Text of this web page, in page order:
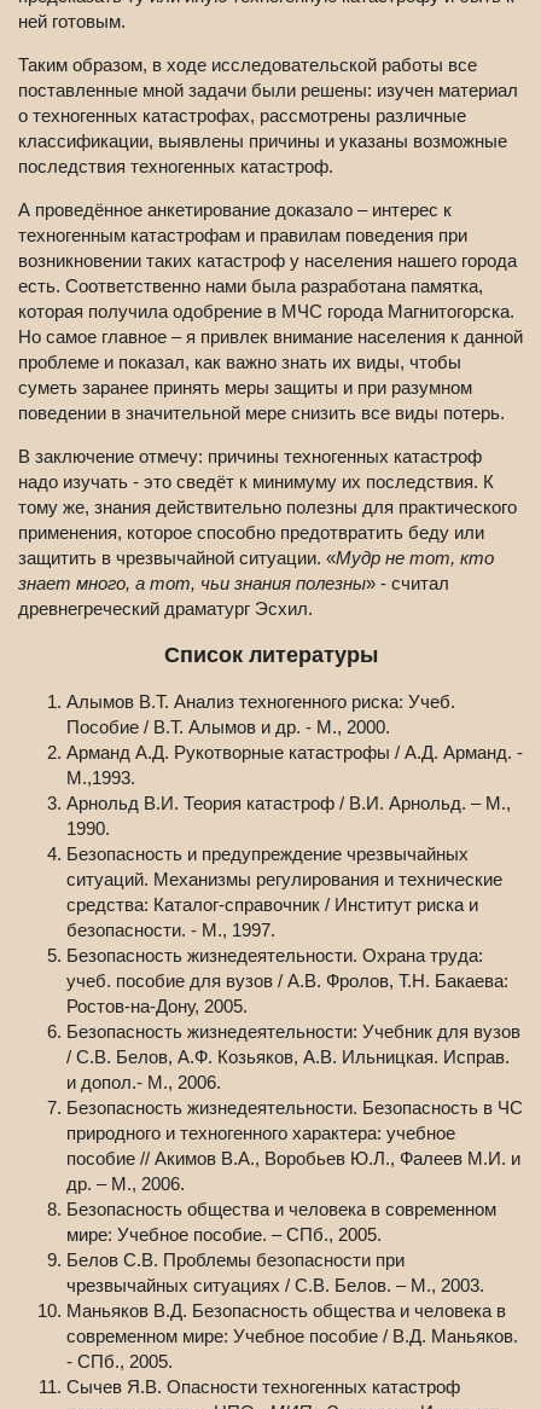
ней готовым.
Таким образом, в ходе исследовательской работы все
поставленные мной задачи были решены: изучен материал
о техногенных катастрофах, рассмотрены различные
классификации, выявлены причины и указаны возможные
последствия техногенных катастроф.
А проведённое анкетирование доказало – интерес к
техногенным катастрофам и правилам поведения при
возникновении таких катастроф у населения нашего города
есть. Соответственно нами была разработана памятка,
которая получила одобрение в МЧС города Магнитогорска.
Но самое главное – я привлек внимание населения к данной
проблеме и показал, как важно знать их виды, чтобы
суметь заранее принять меры защиты и при разумном
поведении в значительной мере снизить все виды потерь.
В заключение отмечу: причины техногенных катастроф
надо изучать - это сведёт к минимуму их последствия. К
тому же, знания действительно полезны для практического
применения, которое способно предотвратить беду или
защитить в чрезвычайной ситуации. «Мудр не тот, кто
знает много, а тот, чьи знания полезны» - считал
древнегреческий драматург Эсхил.
Список литературы
Алымов В.Т. Анализ техногенного риска: Учеб.
Пособие / В.Т. Алымов и др. - М., 2000.
Арманд А.Д. Рукотворные катастрофы / А.Д. Арманд. -
М.,1993.
Арнольд В.И. Теория катастроф / В.И. Арнольд. – М.,
1990.
Безопасность и предупреждение чрезвычайных
ситуаций. Механизмы регулирования и технические
средства: Каталог-справочник / Институт риска и
безопасности. - М., 1997.
Безопасность жизнедеятельности. Охрана труда:
учеб. пособие для вузов / А.В. Фролов, Т.Н. Бакаева:
Ростов-на-Дону, 2005.
Безопасность жизнедеятельности: Учебник для вузов
/ С.В. Белов, А.Ф. Козьяков, А.В. Ильницкая. Исправ.
и допол.- М., 2006.
Безопасность жизнедеятельности. Безопасность в ЧС
природного и техногенного характера: учебное
пособие // Акимов В.А., Воробьев Ю.Л., Фалеев М.И. и
др. – М., 2006.
Безопасность общества и человека в современном
мире: Учебное пособие. – СПб., 2005.
Белов С.В. Проблемы безопасности при
чрезвычайных ситуациях / С.В. Белов. – М., 2003.
Маньяков В.Д. Безопасность общества и человека в
современном мире: Учебное пособие / В.Д. Маньяков.
- СПб., 2005.
Сычев Я.В. Опасности техногенных катастроф